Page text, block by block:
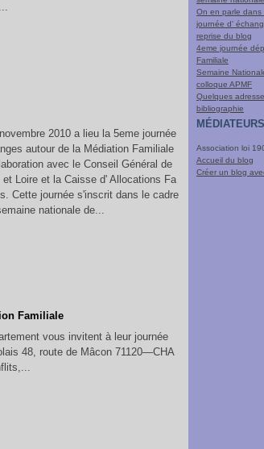
2010 a lieu la 5eme journée
autour de la Médiation Familiale
avec le Conseil Général de
et Loire et la Caisse d' Allocations Fa
Cette journée s'inscrit dans le cadre
nationale de...
Familiale
vous invitent à leur journée
48, route de Mâcon 71120—CHA
On en parle dans
journée d'
reprise du blog
4eme journée
Familiale
Semaine
colloque APMF
Quelques
bibliographie
Association loi
Accueil du blog
Créer un blog